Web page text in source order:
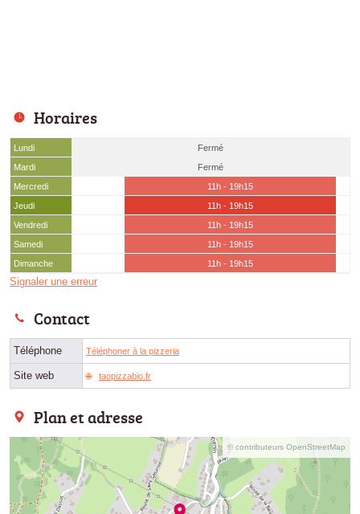
Horaires
Lundi
Fermé
Mardi
Fermé
Mercredi
11h - 19h15
Jeudi
11h - 19h15
Vendredi
11h - 19h15
Samedi
11h - 19h15
Dimanche
11h - 19h15
Signaler une erreur
Contact
Téléphone Téléphoner à la pizzeria
Site web taopizzabio.fr
Plan et adresse
© contributeurs OpenStreetMap